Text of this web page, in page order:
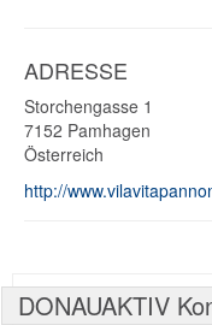
ADRESSE
Storchengasse 1
7152 Pamhagen
Österreich
http://
DONAUAKTIV